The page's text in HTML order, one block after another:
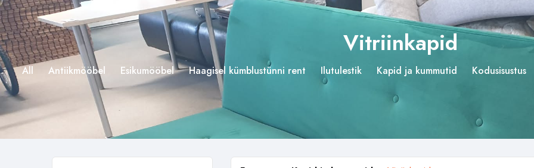
Vitriinkapid
All Antiikmööbel Esikumööbel Haagisel kümblustünni rent Ilutulestik Kapid ja kummutid Kodusisustus